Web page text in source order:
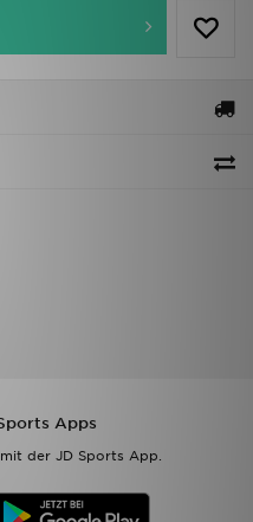
Apps
der JD Sports App.